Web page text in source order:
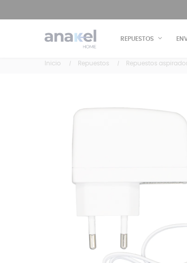
REPUESTOS
Inicio Repuestos Repuestos